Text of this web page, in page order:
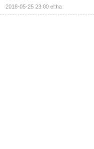
2018-05-25 23:00eltha